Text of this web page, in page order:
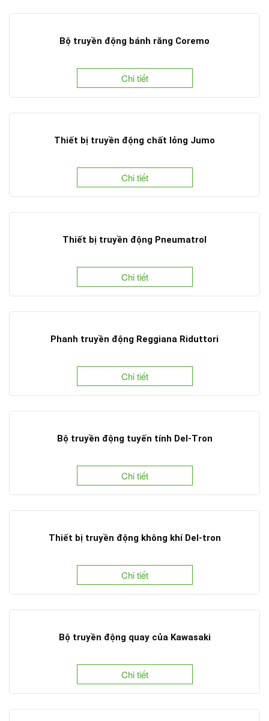
Bộ truyền động bánh răng Coremo
Chi tiết
Thiết bị truyền động chất lỏng Jumo
Chi tiết
Thiết bị truyền động Pneumatrol
Chi tiết
Phanh truyền động Reggiana Riduttori
Chi tiết
Bộ truyền động tuyến tính Del-Tron
Chi tiết
Thiết bị truyền động không khí Del-tron
Chi tiết
Bộ truyền động quay của Kawasaki
Chi tiết